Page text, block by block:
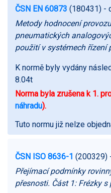
ČSN EN 60873 (180431) -
Metody hodnocení
pneumatických
použití v systémech řízení
K normě byly vydány
8.04t
Norma byla zrušena k 1.
náhradu).
Tuto normu již nelze
ČSN ISO 8636-1 (200329)
Přejímací podmínky
přesnosti. Část 1: Frézky